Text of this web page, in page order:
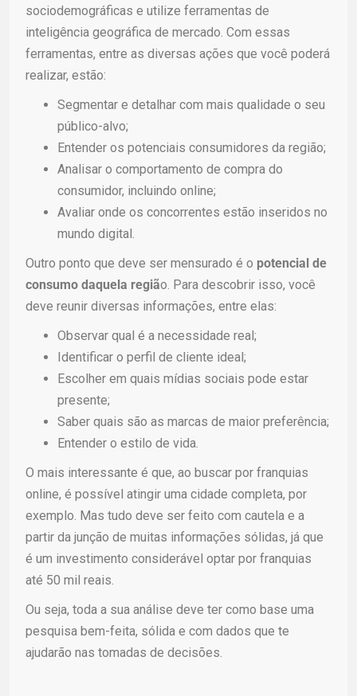
sociodemográficas e utilize ferramentas de
inteligência geográfica de mercado. Com essas
ferramentas, entre as diversas ações que você poderá
realizar, estão:
Segmentar e detalhar com mais qualidade o seu
público-alvo;
Entender os potenciais consumidores da região;
Analisar o comportamento de compra do
consumidor, incluindo online;
Avaliar onde os concorrentes estão inseridos no
mundo digital.
Outro ponto que deve ser mensurado é o potencial de
consumo daquela região. Para descobrir isso, você
deve reunir diversas informações, entre elas:
Observar qual é a necessidade real;
Identificar o perfil de cliente ideal;
Escolher em quais mídias sociais pode estar
presente;
Saber quais são as marcas de maior preferência;
Entender o estilo de vida.
O mais interessante é que, ao buscar por franquias
online, é possível atingir uma cidade completa, por
exemplo. Mas tudo deve ser feito com cautela e a
partir da junção de muitas informações sólidas, já que
é um investimento considerável optar por franquias
até 50 mil reais.
Ou seja, toda a sua análise deve ter como base uma
pesquisa bem-feita, sólida e com dados que te
ajudarão nas tomadas de decisões.